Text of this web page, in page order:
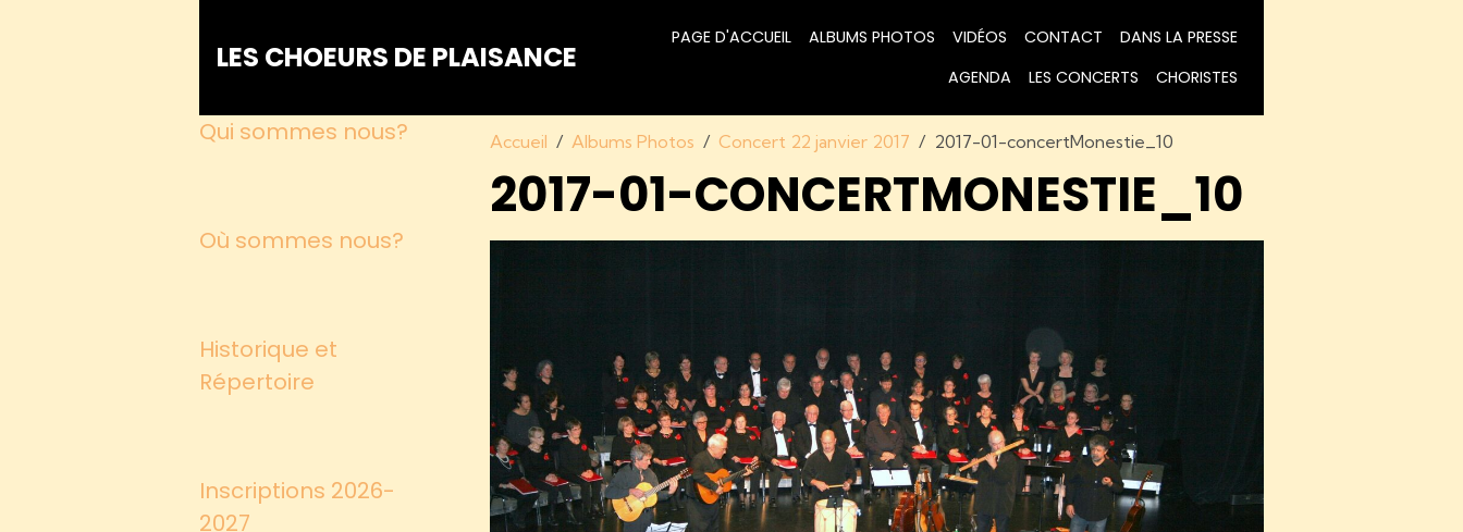
LES CHOEURS DE PLAISANCE
PAGE D'ACCUEIL ALBUMS PHOTOS VIDÉOS CONTACT
DANS LA PRESSE
AGENDA
LES CONCERTS CHORISTES
Accueil Albums Photos Concert 22 janvier 2017 2017-01-concertMonestie_10
2017-01-CONCERTMONESTIE_10
Qui sommes nous?
Où sommes nous?
Historique et
Répertoire
Inscriptions 2026-
2027